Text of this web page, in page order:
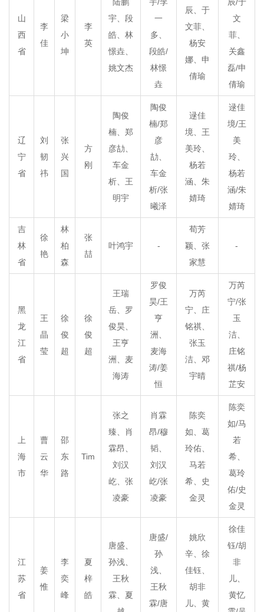
山
西
省
李
佳
梁
小
坤
李
英
宇、段
皓、林
憬垚、
姚文杰
一
多、
段皓/
林憬
垚
辰、于
文菲、
杨安
娜、申
倩瑜
文
菲、
关鑫
磊/申
倩瑜
辽
宁
省
刘
韧
祎
张
兴
国
方
刚
陶俊
楠、郑
彦劼、
车金
析、王
明宇
陶俊
楠/郑
彦
劼、
车金
析/张
曦泽
逯佳
境、王
美玲、
杨若
涵、朱
婧琦
逯佳
境/王
美
玲、
杨若
涵/朱
婧琦
吉
林
省
徐
艳
林
柏
森
张
喆
叶鸿宇 -
荀芳
颖、张
家慧
-
黑
龙
江
省
王
晶
莹
徐
俊
超
徐
俊
超
王瑞
岳、罗
俊昊、
王亨
洲、麦
海涛
罗俊
昊/王
亨
洲、
麦海
涛/姜
恒
万芮
宁、庄
铭祺、
张玉
洁、邓
宇晴
万芮
宁/张
玉
洁、
庄铭
祺/杨
芷安
上
海
市
曹
云
华
邵
东
路
Tim
张之
臻、肖
霖昂、
刘汉
屹、张
凌豪
肖霖
昂/穆
韬、
刘汉
屹/张
凌豪
陈奕
如、葛
玲佑、
马若
希、史
金灵
陈奕
如/马
若
希、
葛玲
佑/史
金灵
江
苏
省
姜
惟
李
奕
峰
夏
梓
皓
唐盛、
孙浅、
王秋
霖、夏
唐盛/
孙
浅、
王秋
霖/唐
姚欣
辛、徐
佳钰、
胡非
儿、黄
徐佳
钰/胡
非
儿、
黄忆